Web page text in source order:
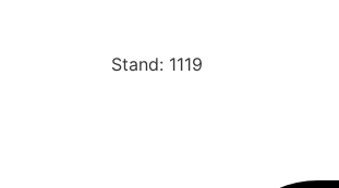
Stand: 1119